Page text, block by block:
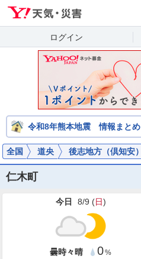
ログイン
令和8年熊本地震 情報まとめ
全国 道央 後志地方（倶知安）
仁木町
今日 8/9 (日)
曇時々晴 0%